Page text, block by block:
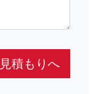
積もりへ